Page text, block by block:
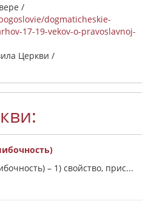
/
dogmaticheskie-
17-19-vekov-o-pravoslavnoj-
Церкви /
– 1) свойство, прис...